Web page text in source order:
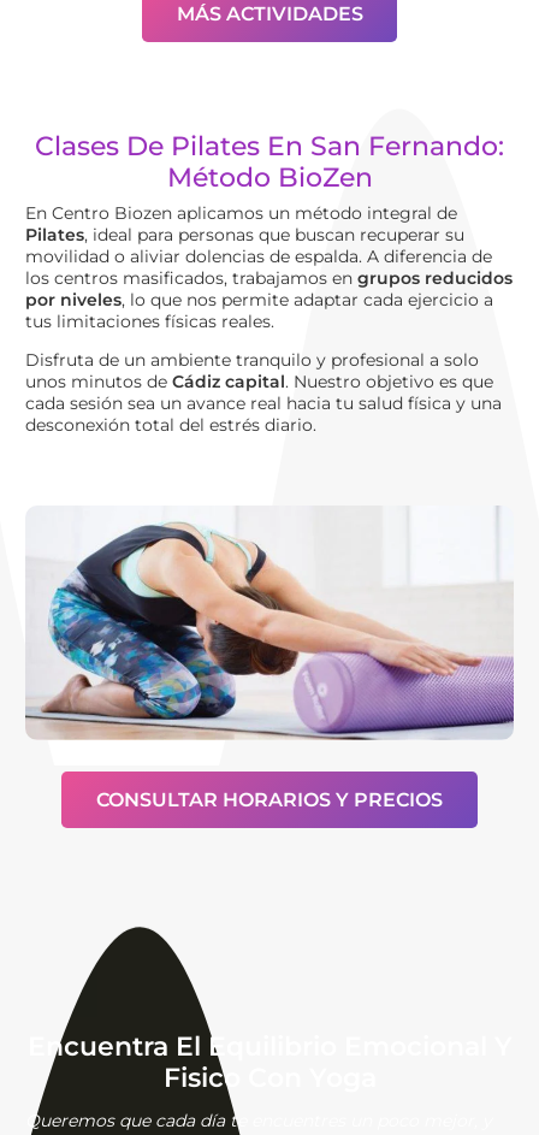
MÁS ACTIVIDADES
Clases De Pilates En San Fernando:
Método BioZen
En Centro Biozen aplicamos un método integral de
Pilates, ideal para personas que buscan recuperar su
movilidad o aliviar dolencias de espalda. A diferencia de
los centros masificados, trabajamos en grupos reducidos
por niveles, lo que nos permite adaptar cada ejercicio a
tus limitaciones físicas reales.
Disfruta de un ambiente tranquilo y profesional a solo
unos minutos de Cádiz capital. Nuestro objetivo es que
cada sesión sea un avance real hacia tu salud física y una
desconexión total del estrés diario.
CONSULTAR HORARIOS Y PRECIOS
Encuentra El Equilibrio Emocional Y
Fisico Con Yoga
Queremos que cada día te encuentres un poco mejor, y